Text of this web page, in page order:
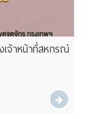
เจ้าหน้าที่สหกรณ์